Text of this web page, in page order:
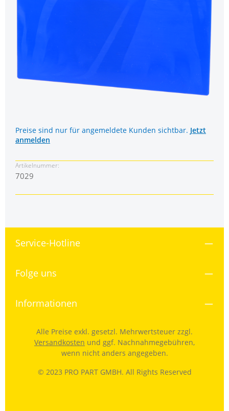
Preise sind nur für angemeldete Kunden sichtbar. Jetzt
anmelden
Artikelnummer:
7029
Service-Hotline
Folge uns
Informationen
© 2023 PRO PART GMBH. All Rights Reserved
Alle Preise exkl. gesetzl. Mehrwertsteuer zzgl.
Versandkosten und ggf. Nachnahmegebühren,
wenn nicht anders angegeben.